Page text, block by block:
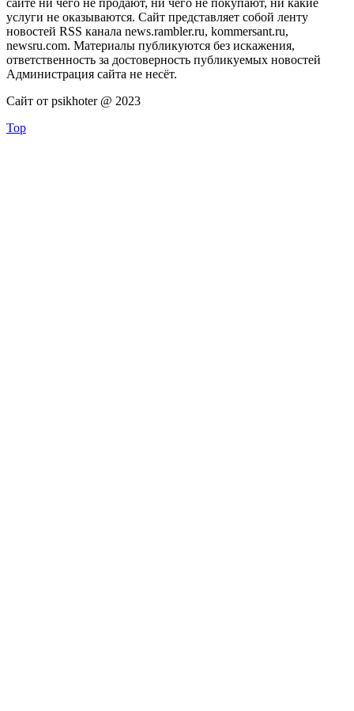
сайте ни чего не продают, ни чего не покупают, ни какие
услуги не оказываются. Сайт представляет собой ленту
новостей RSS канала news.rambler.ru, kommersant.ru,
newsru.com. Материалы публикуются без искажения,
ответственность за достоверность публикуемых новостей
Администрация сайта не несёт.
Сайт от psikhoter @ 2023
Top